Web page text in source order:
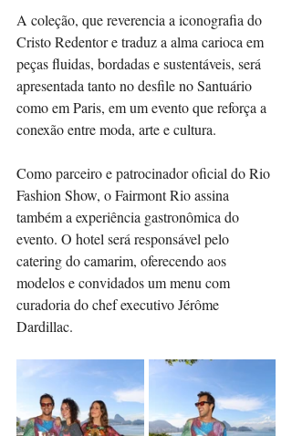
A coleção, que reverencia a iconografia do
Cristo Redentor e traduz a alma carioca em
peças fluidas, bordadas e sustentáveis, será
apresentada tanto no desfile no Santuário
como em Paris, em um evento que reforça a
conexão entre moda, arte e cultura.
Como parceiro e patrocinador oficial do Rio
Fashion Show, o Fairmont Rio assina
também a experiência gastronômica do
evento. O hotel será responsável pelo
catering do camarim, oferecendo aos
modelos e convidados um menu com
curadoria do chef executivo Jérôme
Dardillac.